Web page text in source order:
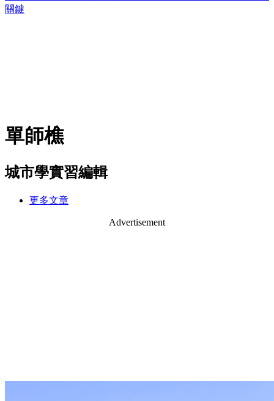
關鍵
單師樵
城市學實習編輯
更多文章
Advertisement